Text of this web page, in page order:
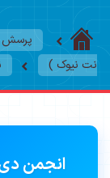
پرسش
نت نیوک )
انجمن